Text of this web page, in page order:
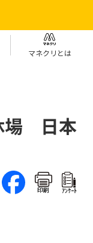
マネクリとは
場 日本
印刷 ｱﾝｹｰﾄ